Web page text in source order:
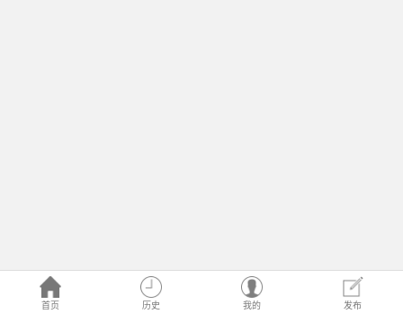
首页 历史 我的 发布